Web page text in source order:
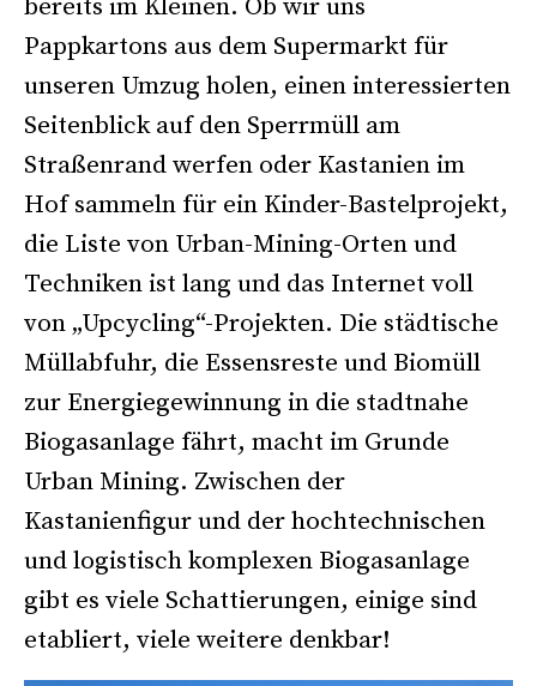
bereits im Kleinen. Ob wir uns
Pappkartons aus dem Supermarkt für
unseren Umzug holen, einen interessierten
Seitenblick auf den Sperrmüll am
Straßenrand werfen oder Kastanien im
Hof sammeln für ein Kinder-Bastelprojekt,
die Liste von Urban-Mining-Orten und
Techniken ist lang und das Internet voll
von „Upcycling“-Projekten. Die städtische
Müllabfuhr, die Essensreste und Biomüll
zur Energiegewinnung in die stadtnahe
Biogasanlage fährt, macht im Grunde
Urban Mining. Zwischen der
Kastanienfigur und der hochtechnischen
und logistisch komplexen Biogasanlage
gibt es viele Schattierungen, einige sind
etabliert, viele weitere denkbar!